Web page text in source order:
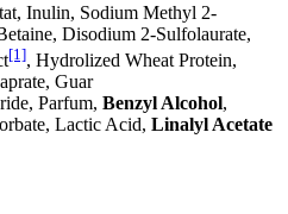
Inulin, Sodium Methyl 2-
Disodium 2-Sulfolaurate,
[1], Hydrolized Wheat Protein,
Guar
Parfum, Benzyl Alcohol,
Lactic Acid, Linalyl Acetate